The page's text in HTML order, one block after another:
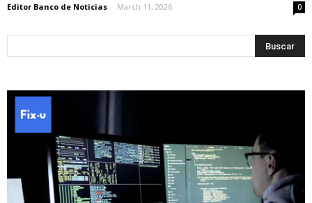
Editor Banco de Noticias - March 11, 2026 0